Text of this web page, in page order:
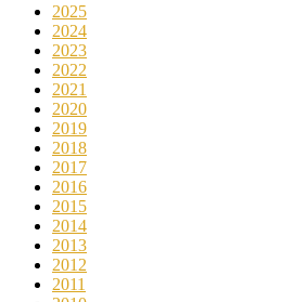
2025
2024
2023
2022
2021
2020
2019
2018
2017
2016
2015
2014
2013
2012
2011